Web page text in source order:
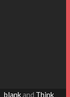
_blankand Think